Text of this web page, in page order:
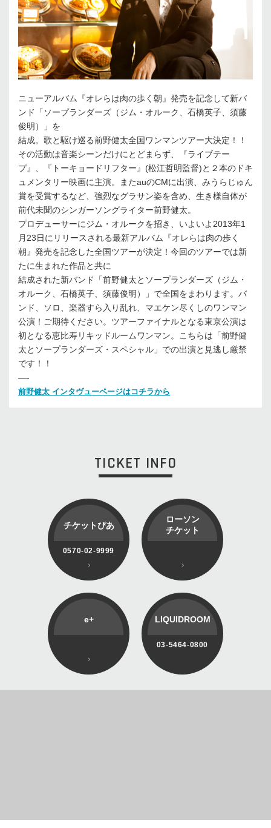
ニューアルバム『オレらは肉の歩く朝』発売を記念して新バ
ンド「ソープランダーズ（ジム・オルーク、石橋英子、須藤
俊明）」を
結成。歌と駆け巡る前野健太全国ワンマンツアー大決定！！
その活動は音楽シーンだけにとどまらず、『ライブテー
プ』、『トーキョードリフター』(松江哲明監督)と２本のドキ
ュメンタリー映画に主演。またauのCMに出演、みうらじゅん
賞を受賞するなど、強烈なグラサン姿を含め、生き様自体が
前代未聞のシンガーソングライター前野健太。
プロデューサーにジム・オルークを招き、いよいよ2013年1
月23日にリリースされる最新アルバム『オレらは肉の歩く
朝』発売を記念した全国ツアーが決定！今回のツアーでは新
たに生まれた作品と共に
結成された新バンド「前野健太とソープランダーズ（ジム・
オルーク、石橋英子、須藤俊明）」で全国をまわります。バ
ンド、ソロ、楽器すら入り乱れ、マエケン尽くしのワンマン
公演！ご期待ください。ツアーファイナルとなる東京公演は
初となる恵比寿リキッドルームワンマン。こちらは「前野健
太とソープランダーズ・スペシャル」での出演と見逃し厳禁
です！！
—-
前野健太 インタヴューページはコチラから
TICKET INFO
チケットぴあ
0570-02-9999
ローソン
チケット
e+ LIQUIDROOM
03-5464-0800